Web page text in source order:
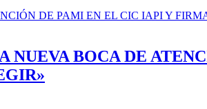
BOCA DE